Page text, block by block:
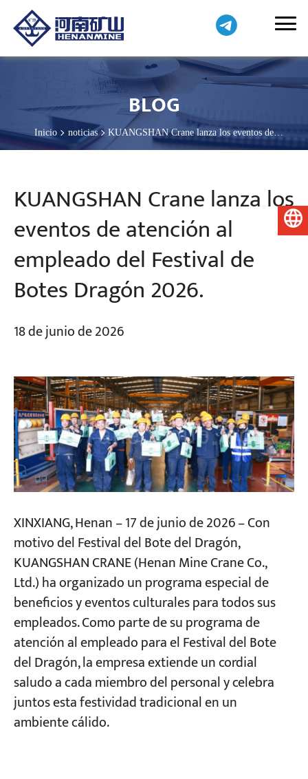
Proyectos
Blogs
Noticias
Aplicaciones
Sobre nosotros
Contáctenos
BLOG
Inicio noticias
KUANGSHAN Crane lanza los eventos de
atención al empleado del Festival de Botes Dragón 2026.
KUANGSHAN Crane lanza los
eventos de atención al
empleado del Festival de
Botes Dragón 2026.
18 de junio de 2026
XINXIANG, Henan – 17 de junio de 2026 – Con
motivo del Festival del Bote del Dragón,
KUANGSHAN CRANE (Henan Mine Crane Co.,
Ltd.) ha organizado un programa especial de
beneficios y eventos culturales para todos sus
empleados. Como parte de su programa de
atención al empleado para el Festival del Bote
del Dragón, la empresa extiende un cordial
saludo a cada miembro del personal y celebra
juntos esta festividad tradicional en un
ambiente cálido.
Español